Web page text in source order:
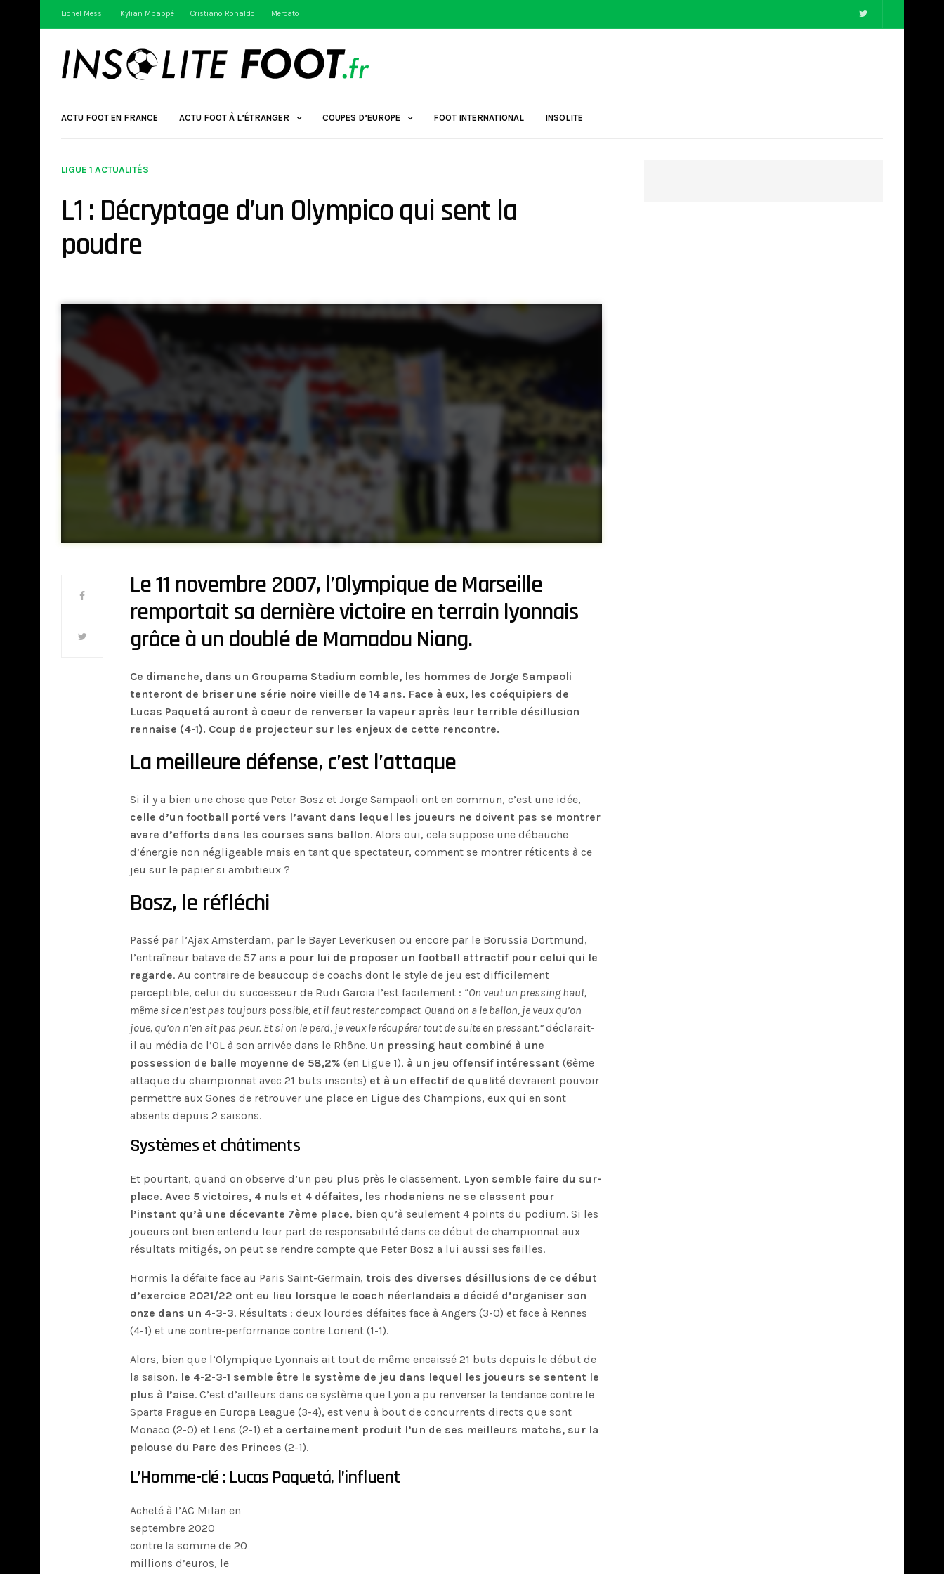
Lionel Messi Kylian Mbappé Cristiano Ronaldo Mercato
ACTU FOOT EN FRANCE ACTU FOOT À L’ÉTRANGER COUPES D’EUROPE FOOT INTERNATIONAL INSOLITE
LIGUE 1 ACTUALITÉS
L1 : Décryptage d’un Olympico qui sent la
poudre
Le 11 novembre 2007, l’Olympique de Marseille
remportait sa dernière victoire en terrain lyonnais
grâce à un doublé de Mamadou Niang.
Ce dimanche, dans un Groupama Stadium comble, les hommes de Jorge Sampaoli
tenteront de briser une série noire vieille de 14 ans. Face à eux, les coéquipiers de
Lucas Paquetá auront à coeur de renverser la vapeur après leur terrible désillusion
rennaise (4-1). Coup de projecteur sur les enjeux de cette rencontre.
La meilleure défense, c’est l’attaque
Si il y a bien une chose que Peter Bosz et Jorge Sampaoli ont en commun, c’est une idée,
celle d’un football porté vers l’avant dans lequel les joueurs ne doivent pas se montrer
avare d’efforts dans les courses sans ballon. Alors oui, cela suppose une débauche
d’énergie non négligeable mais en tant que spectateur, comment se montrer réticents à ce
jeu sur le papier si ambitieux ?
Bosz, le réfléchi
Passé par l’Ajax Amsterdam, par le Bayer Leverkusen ou encore par le Borussia Dortmund,
l’entraîneur batave de 57 ans a pour lui de proposer un football attractif pour celui qui le
regarde. Au contraire de beaucoup de coachs dont le style de jeu est difficilement
perceptible, celui du successeur de Rudi Garcia l’est facilement : “On veut un pressing haut,
même si ce n’est pas toujours possible, et il faut rester compact. Quand on a le ballon, je veux qu’on
joue, qu’on n’en ait pas peur. Et si on le perd, je veux le récupérer tout de suite en pressant.”déclarait-
il au média de l’OL à son arrivée dans le Rhône. Un pressing haut combiné à une
possession de balle moyenne de 58,2% (en Ligue 1), à un jeu offensif intéressant (6ème
attaque du championnat avec 21 buts inscrits) et à un effectif de qualité devraient pouvoir
permettre aux Gones de retrouver une place en Ligue des Champions, eux qui en sont
absents depuis 2 saisons.
Systèmes et châtiments
Et pourtant, quand on observe d’un peu plus près le classement, Lyon semble faire du sur-
place. Avec 5 victoires, 4 nuls et 4 défaites, les rhodaniens ne se classent pour
l’instant qu’à une décevante 7ème place, bien qu’à seulement 4 points du podium. Si les
joueurs ont bien entendu leur part de responsabilité dans ce début de championnat aux
résultats mitigés, on peut se rendre compte que Peter Bosz a lui aussi ses failles.
Hormis la défaite face au Paris Saint-Germain, trois des diverses désillusions de ce début
d’exercice 2021/22 ont eu lieu lorsque le coach néerlandais a décidé d’organiser son
onze dans un 4-3-3. Résultats : deux lourdes défaites face à Angers (3-0) et face à Rennes
(4-1) et une contre-performance contre Lorient (1-1).
Alors, bien que l’Olympique Lyonnais ait tout de même encaissé 21 buts depuis le début de
la saison, le 4-2-3-1 semble être le système de jeu dans lequel les joueurs se sentent le
plus à l’aise. C’est d’ailleurs dans ce système que Lyon a pu renverser la tendance contre le
Sparta Prague en Europa League (3-4), est venu à bout de concurrents directs que sont
Monaco (2-0) et Lens (2-1) et a certainement produit l’un de ses meilleurs matchs, sur la
pelouse du Parc des Princes (2-1).
L’Homme-clé : Lucas Paquetá, l’influent
Acheté à l’AC Milan en
septembre 2020
contre la somme de 20
millions d’euros, le